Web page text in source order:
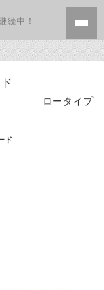
続中！
ロータイプ
ド